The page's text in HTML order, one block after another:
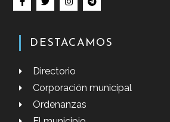
DESTACAMOS
Directorio
Corporación municipal
Ordenanzas